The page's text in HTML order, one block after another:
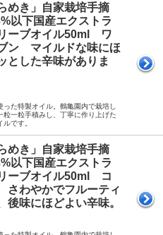
めき」自家栽培手摘
以下国産エクストラ
ーブオイル50ml ワ
ン マイルドな味にほ
とした辛味がありま
た特製オイル。鶴亀園内で栽培し
粒一粒手積みし、丁寧に作り上げた
です。
めき」自家栽培手摘
以下国産エクストラ
ーブオイル50ml コ
わやかでフルーティ
後味にほどよい辛味。